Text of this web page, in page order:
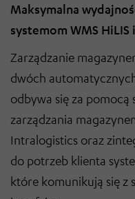
Maksymalna
systemom WMS HiLIS
Zarządzanie
dwóch
odbywa się za
zarządzania
Intralogistics oraz
do potrzeb klienta
które komunikują się z